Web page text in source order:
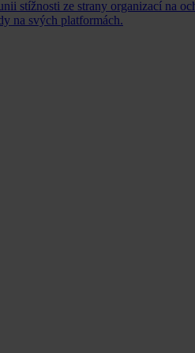
stížnosti ze strany organizací na
na svých platformách.